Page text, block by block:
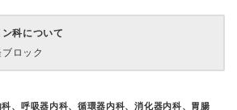
科について
ロック
科、呼吸器内科、循環器内科、消化器内科、胃腸